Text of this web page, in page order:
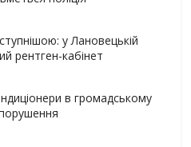
у Лановецькій
рентген-кабінет
в громадському